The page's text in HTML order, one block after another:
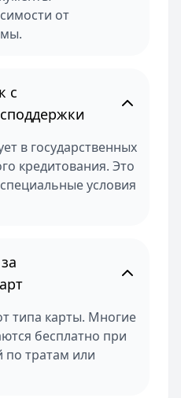
от
с
в государственных
кредитования. Это
условия
типа карты. Многие
бесплатно при
по тратам или